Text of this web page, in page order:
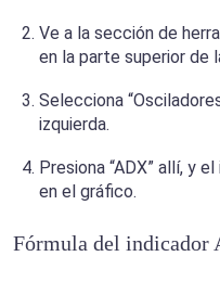
Ve a la sección de
en la parte superior de
Selecciona
izquierda.
Presiona “ADX” allí, y
en el gráfico.
Fórmula del indicador